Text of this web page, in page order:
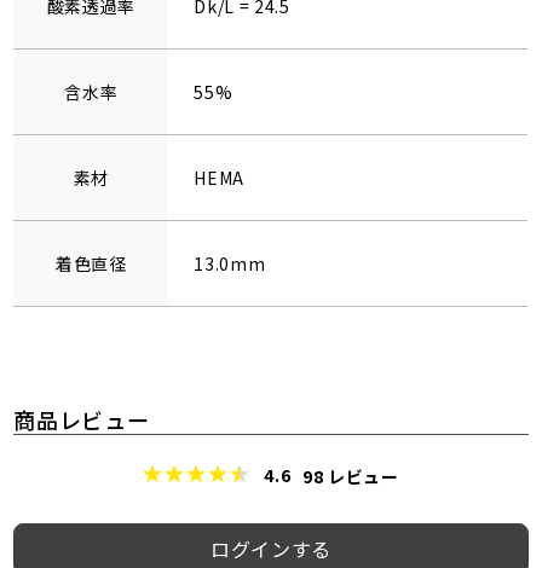
酸素透過率 Dk/L = 24.5
含水率 55%
素材 HEMA
着色直径 13.0mm
商品レビュー
4.6 98 レビュー
ログインする